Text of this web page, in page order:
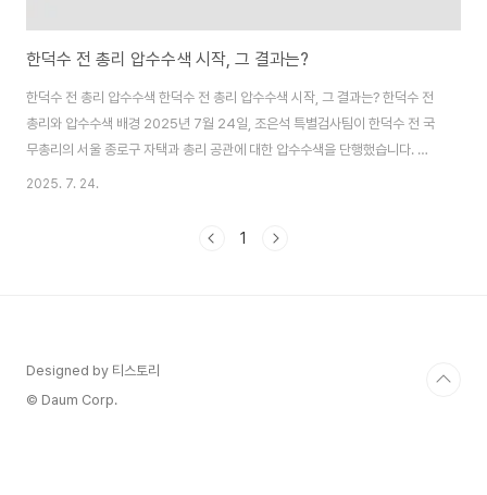
한덕수 전 총리 압수수색 시작, 그 결과는?
한덕수 전 총리 압수수색 한덕수 전 총리 압수수색 시작, 그 결과는? 한덕수 전
총리와 압수수색 배경 2025년 7월 24일, 조은석 특별검사팀이 한덕수 전 국
무총리의 서울 종로구 자택과 총리 공관에 대한 압수수색을 단행했습니다. 이
는 2024년 12월 3일 윤석열 전 대통령의 비상계엄 선포와 관련된 내란 및 외
사하기 위한 강제수사입니다. 한 전 총리는 지난 7월 2일 13시간 40분에 걸친
2025. 7. 24.
1
Designed by 티스토리
© Daum Corp.